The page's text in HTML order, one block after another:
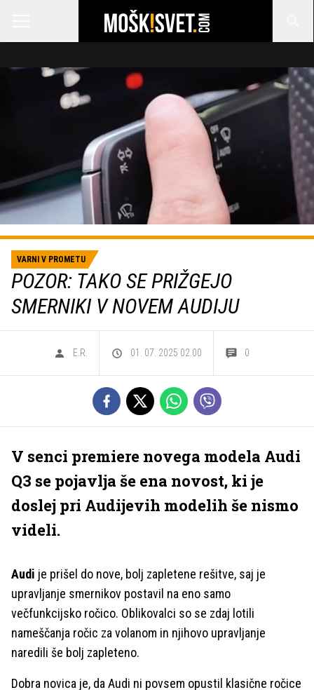
VARNI V PROMETU
POZOR: TAKO SE PRIŽGEJO
SMERNIKI V NOVEM AUDIJU
E.R. 01. 07. 2025 02.00 0
V senci premiere novega modela Audi
Q3 se pojavlja še ena novost, ki je
doslej pri Audijevih modelih še nismo
videli.
Audi je prišel do nove, bolj zapletene rešitve, saj je
upravljanje smernikov postavil na eno samo
večfunkcijsko ročico. Oblikovalci so se zdaj lotili
nameščanja ročic za volanom in njihovo upravljanje
naredili še bolj zapleteno.
Dobra novica je, da Audi ni povsem opustil klasične ročice